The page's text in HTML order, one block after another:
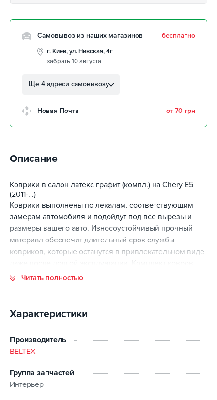
Самовывоз из наших магазинов бесплатно
г. Киев, ул. Нивская, 4г
забрать 10 августа
Автолюбителей, 8а
авторынок
г. Киев, ул. Остафия
Ще 4 адреси самовивозу
Новая Почта от 70 грн
Описание
Коврики в салон латекс графит (компл.) на Chery E5
(2011-...)
Коврики выполнены по лекалам, соответствующим
замерам автомобиля и подойдут под все вырезы и
размеры вашего авто. Износоустойчивый прочный
материал обеспечит длительный срок службы
ковриков, которые останутся в привлекательном виде
выполнен таким образом, чтобы максимально
Комлектация:
Водительский
2 коврика заднего ряда сидений
Важно:
Читать полностью
Характеристики
Производитель
BELTEX
Группа запчастей
Интерьер